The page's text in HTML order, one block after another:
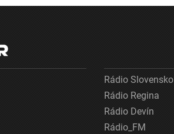
Rádio Slovensko
Rádio Regina
Rádio Devín
Rádio_FM